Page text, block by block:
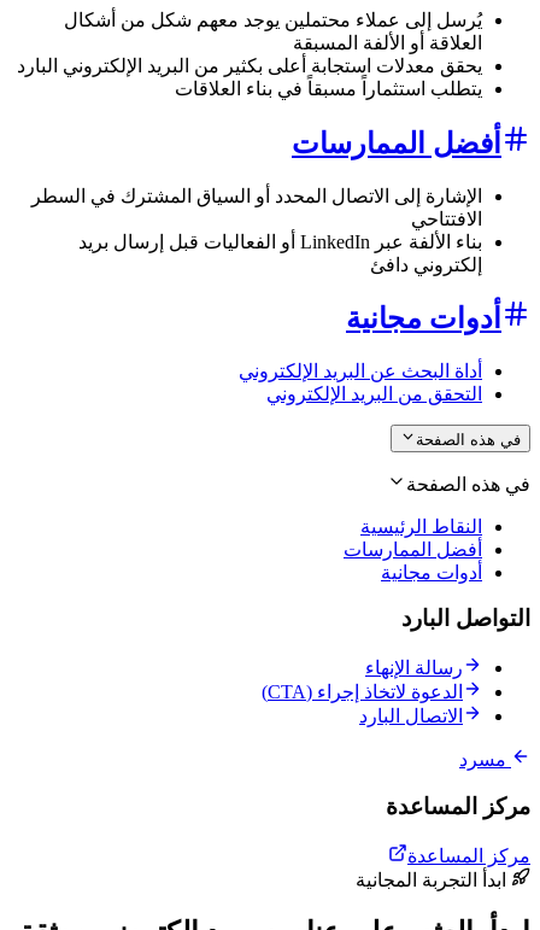
يُرسل إلى عملاء محتملين يوجد معهم شكل من أشكال
العلاقة أو الألفة المسبقة
يحقق معدلات استجابة أعلى بكثير من البريد الإلكتروني البارد
يتطلب استثماراً مسبقاً في بناء العلاقات
أفضل الممارسات
الإشارة إلى الاتصال المحدد أو السياق المشترك في السطر
الافتتاحي
بناء الألفة عبر LinkedIn أو الفعاليات قبل إرسال بريد
إلكتروني دافئ
أدوات مجانية
أداة البحث عن البريد الإلكتروني
التحقق من البريد الإلكتروني
في هذه الصفحة
في هذه الصفحة
النقاط الرئيسية
أفضل الممارسات
أدوات مجانية
التواصل البارد
رسالة الإنهاء
الدعوة لاتخاذ إجراء (CTA)
الاتصال البارد
مسرد
مركز المساعدة
مركز المساعدة
ابدأ التجربة المجانية